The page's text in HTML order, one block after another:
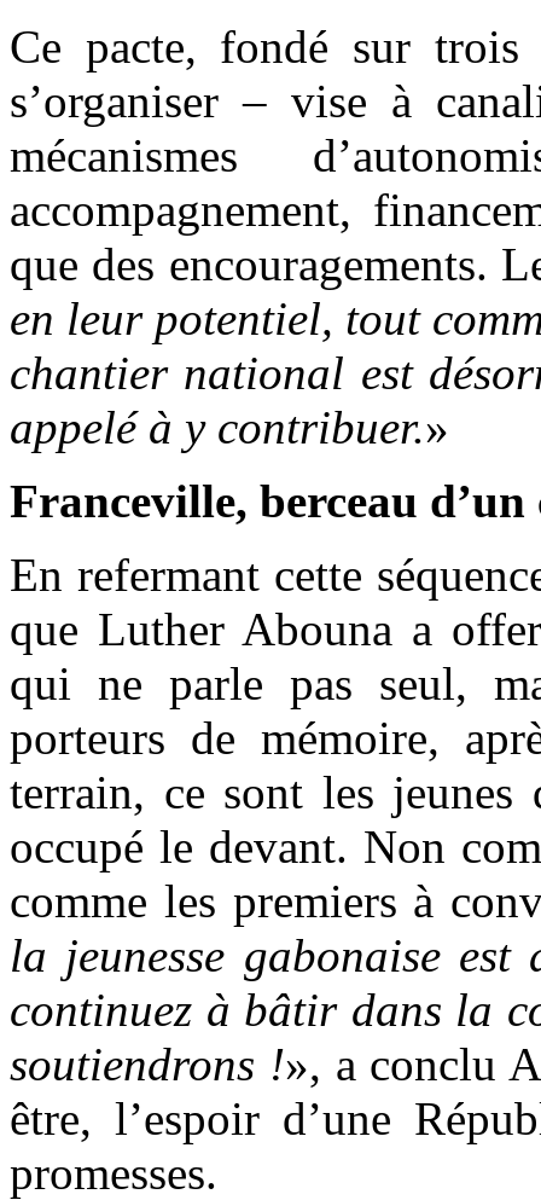
Ce pacte, fondé sur trois
s’organiser – vise à
mécanismes
accompagnement,
que des encouragements.
en leur potentiel, tout
chantier national est
appelé à y contribuer.»
Franceville, berceau
En refermant cette
que Luther Abouna a
qui ne parle pas seul,
porteurs de mémoire,
terrain, ce sont les
occupé le devant. Non
comme les premiers à
la jeunesse gabonaise
continuez à bâtir dans la
soutiendrons !», a conclu
être, l’espoir d’une
promesses.